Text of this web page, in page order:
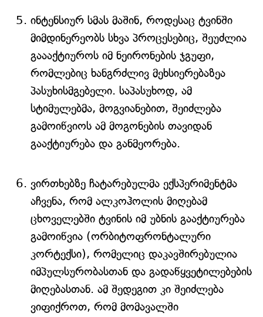
ინტენსიურ სმას მაშინ, როდესაც ტვინში
მიმდინერეობს სხვა პროცესებიც, შეუძლია
გაააქტიუროს იმ ნეირონების ჯგუფი,
რომლებიც ხანგრძლივ მეხსიერებაზეა
პასუხისმგებელი. საპასუხოდ, ამ
სტიმულებმა, მოგვიანებით, შეიძლება
გამოიწვიოს ამ მოგონების თავიდან
გააქტიურება და განმეორება.
ვირთხებზე ჩატარებულმა ექსპერიმენტმა
აჩვენა, რომ ალკოჰოლის მიღებამ
ცხოველებში ტვინის იმ უბნის გააქტიურება
გამოიწვია (ორბიტოფრონტალური
კორტექსი), რომელიც დაკავშირებულია
იმპულსურობასთან და გადაწყვეტილებების
მიღებასთან. ამ შედეგით კი შეიძლება
ვიფიქროთ, რომ მომავალში